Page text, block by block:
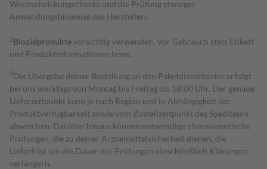
Wechselwirkungschecks und die Prüfung etwaiger
Anwendungshinweise des Herstellers.
2Biozidproduktevorsichtig verwenden. Vor Gebrauch stets Etikett
und Produktinformationen lesen.
3Die Übergabe deiner Bestellung an den Paketdienstleister erfolgt
bei uns werktags von Montag bis Freitag bis 18:00 Uhr. Der genaue
Lieferzeitpunkt kann je nach Region und in Abhängigkeit der
Produktverfügbarkeit sowie vom Zustellzeitpunkt des Spediteurs
abweichen. Darüber hinaus können notwendige pharmazeutische
Prüfungen, die zu deiner Arzneimittelsicherheit dienen, die
Lieferfrist um die Dauer der Prüfungen einschließlich Klärungen
verlängern.